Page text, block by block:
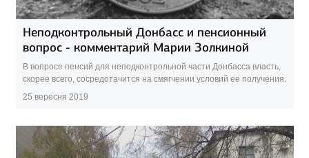
Неподконтрольный Донбасс и пенсионный
вопрос - комментарий Марии Золкиной
В вопросе пенсий для неподконтрольной части Донбасса власть,
скорее всего, сосредотачится на смягчении условий ее получения.
25 вересня 2019